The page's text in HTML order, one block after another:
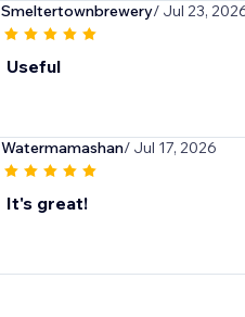
Smeltertownbrewery/ Jul 23,
Useful
Watermamashan/ Jul 17, 2026
It's great!